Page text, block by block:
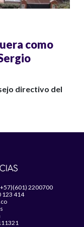
como
directivo del
2200700
123 414